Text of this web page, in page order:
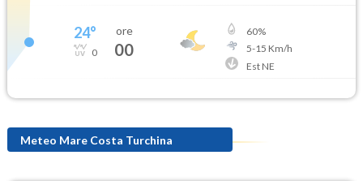
24°
0
ore
00
60%
5-15 Km/h
Est NE
Meteo Mare Costa Turchina